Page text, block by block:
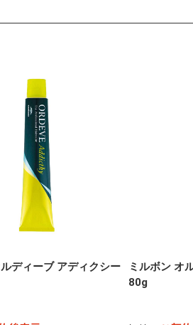
ディーブ アディクシー
ミルボン オ
80g